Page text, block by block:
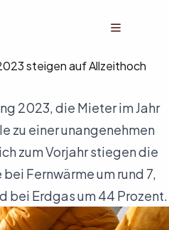
steigen auf Allzeithoch
2023, die Mieter im Jahr
zu einer unangenehmen
zum Vorjahr stiegen die
Fernwärme um rund 7,
bei Erdgas um 44 Prozent.